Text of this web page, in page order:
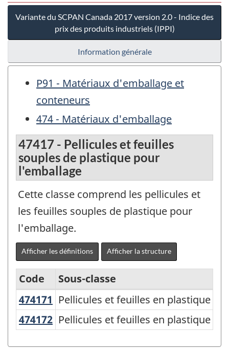
Variante du SCPAN Canada 2017 version 2.0 - Indice des
prix des produits industriels (IPPI)
Information générale
P91 - Matériaux d'emballage et
conteneurs
474 - Matériaux d'emballage
47417 - Pellicules et feuilles
souples de plastique pour
l'emballage
Cette classe comprend les pellicules et
les feuilles souples de plastique pour
l'emballage.
Afficher les définitions Afficher la structure
Variante
du
Code
Sous-classe
474171 Pellicules et feuilles en
Pellicules et feuilles en plastique
474172 Pellicules et feuilles en
Pellicules et feuilles en plastique